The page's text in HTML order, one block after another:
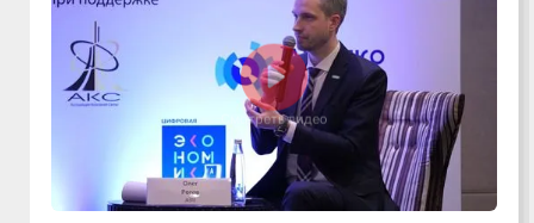
Смотреть видео